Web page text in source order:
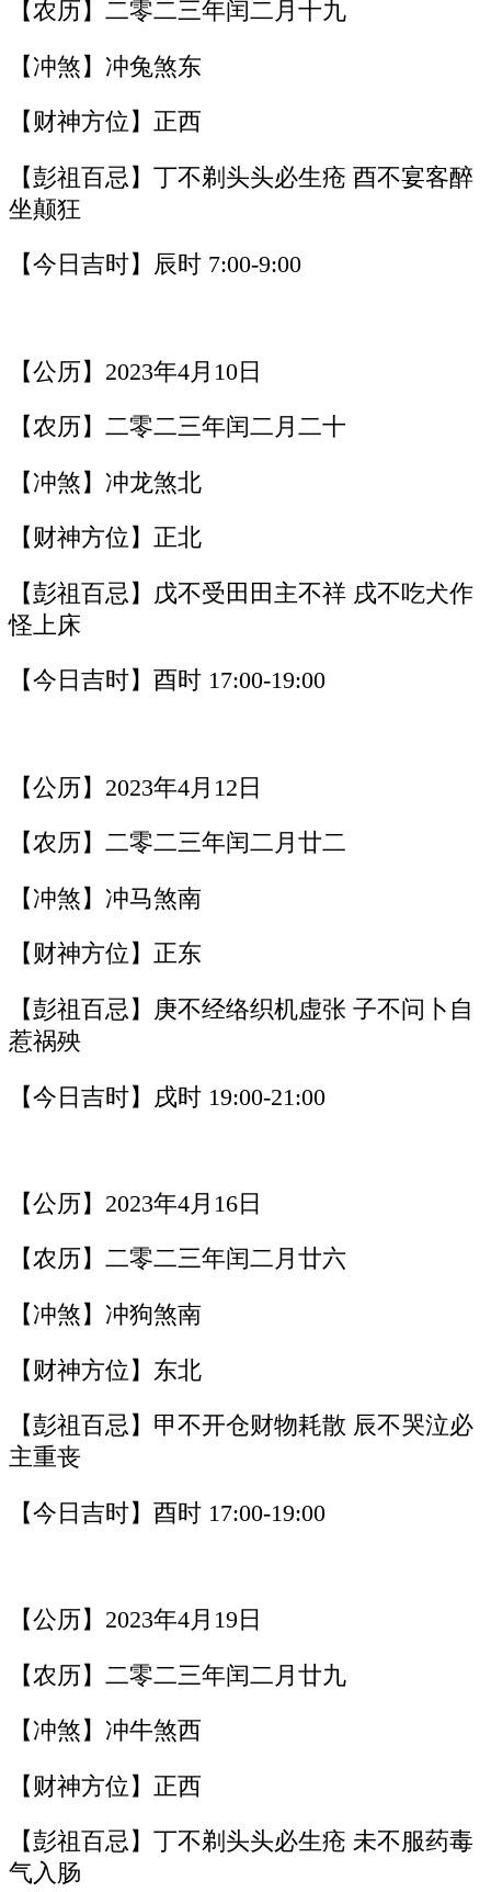
【农历】二零二三年闰二月十九
【冲煞】冲兔煞东
【财神方位】正西
【彭祖百忌】丁不剃头头必生疮 酉不宴客醉
坐颠狂
【今日吉时】辰时 7:00-9:00
【公历】2023年4月10日
【农历】二零二三年闰二月二十
【冲煞】冲龙煞北
【财神方位】正北
【彭祖百忌】戊不受田田主不祥 戌不吃犬作
怪上床
【今日吉时】酉时 17:00-19:00
【公历】2023年4月12日
【农历】二零二三年闰二月廿二
【冲煞】冲马煞南
【财神方位】正东
【彭祖百忌】庚不经络织机虚张 子不问卜自
惹祸殃
【今日吉时】戌时 19:00-21:00
【公历】2023年4月16日
【农历】二零二三年闰二月廿六
【冲煞】冲狗煞南
【财神方位】东北
【彭祖百忌】甲不开仓财物耗散 辰不哭泣必
主重丧
【今日吉时】酉时 17:00-19:00
【公历】2023年4月19日
【农历】二零二三年闰二月廿九
【冲煞】冲牛煞西
【财神方位】正西
【彭祖百忌】丁不剃头头必生疮 未不服药毒
气入肠